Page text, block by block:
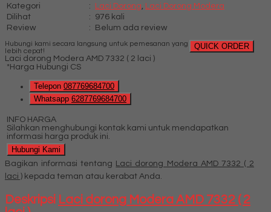
Kategori
: Laci Dorong Laci Dorong Modera
Dilihat
:
976 kali
Review
: Belum ada review
QUICK ORDER
Hubungi kami secara langsung untuk pemesanan yang
lebih cepat!
Laci dorong Modera AMD 7332 ( 2 laci )
*Harga Hubungi CS
Telepon 087769684700
Whatsapp 6287769684700
INFO HARGA
Silahkan menghubungi kontak kami untuk mendapatkan
informasi harga produk ini.
Hubungi Kami
Bagikan informasi tentang Laci dorong Modera AMD 7332 ( 2
laci ) kepada teman atau kerabat Anda.
Deskripsi Laci dorong Modera AMD 7332 ( 2